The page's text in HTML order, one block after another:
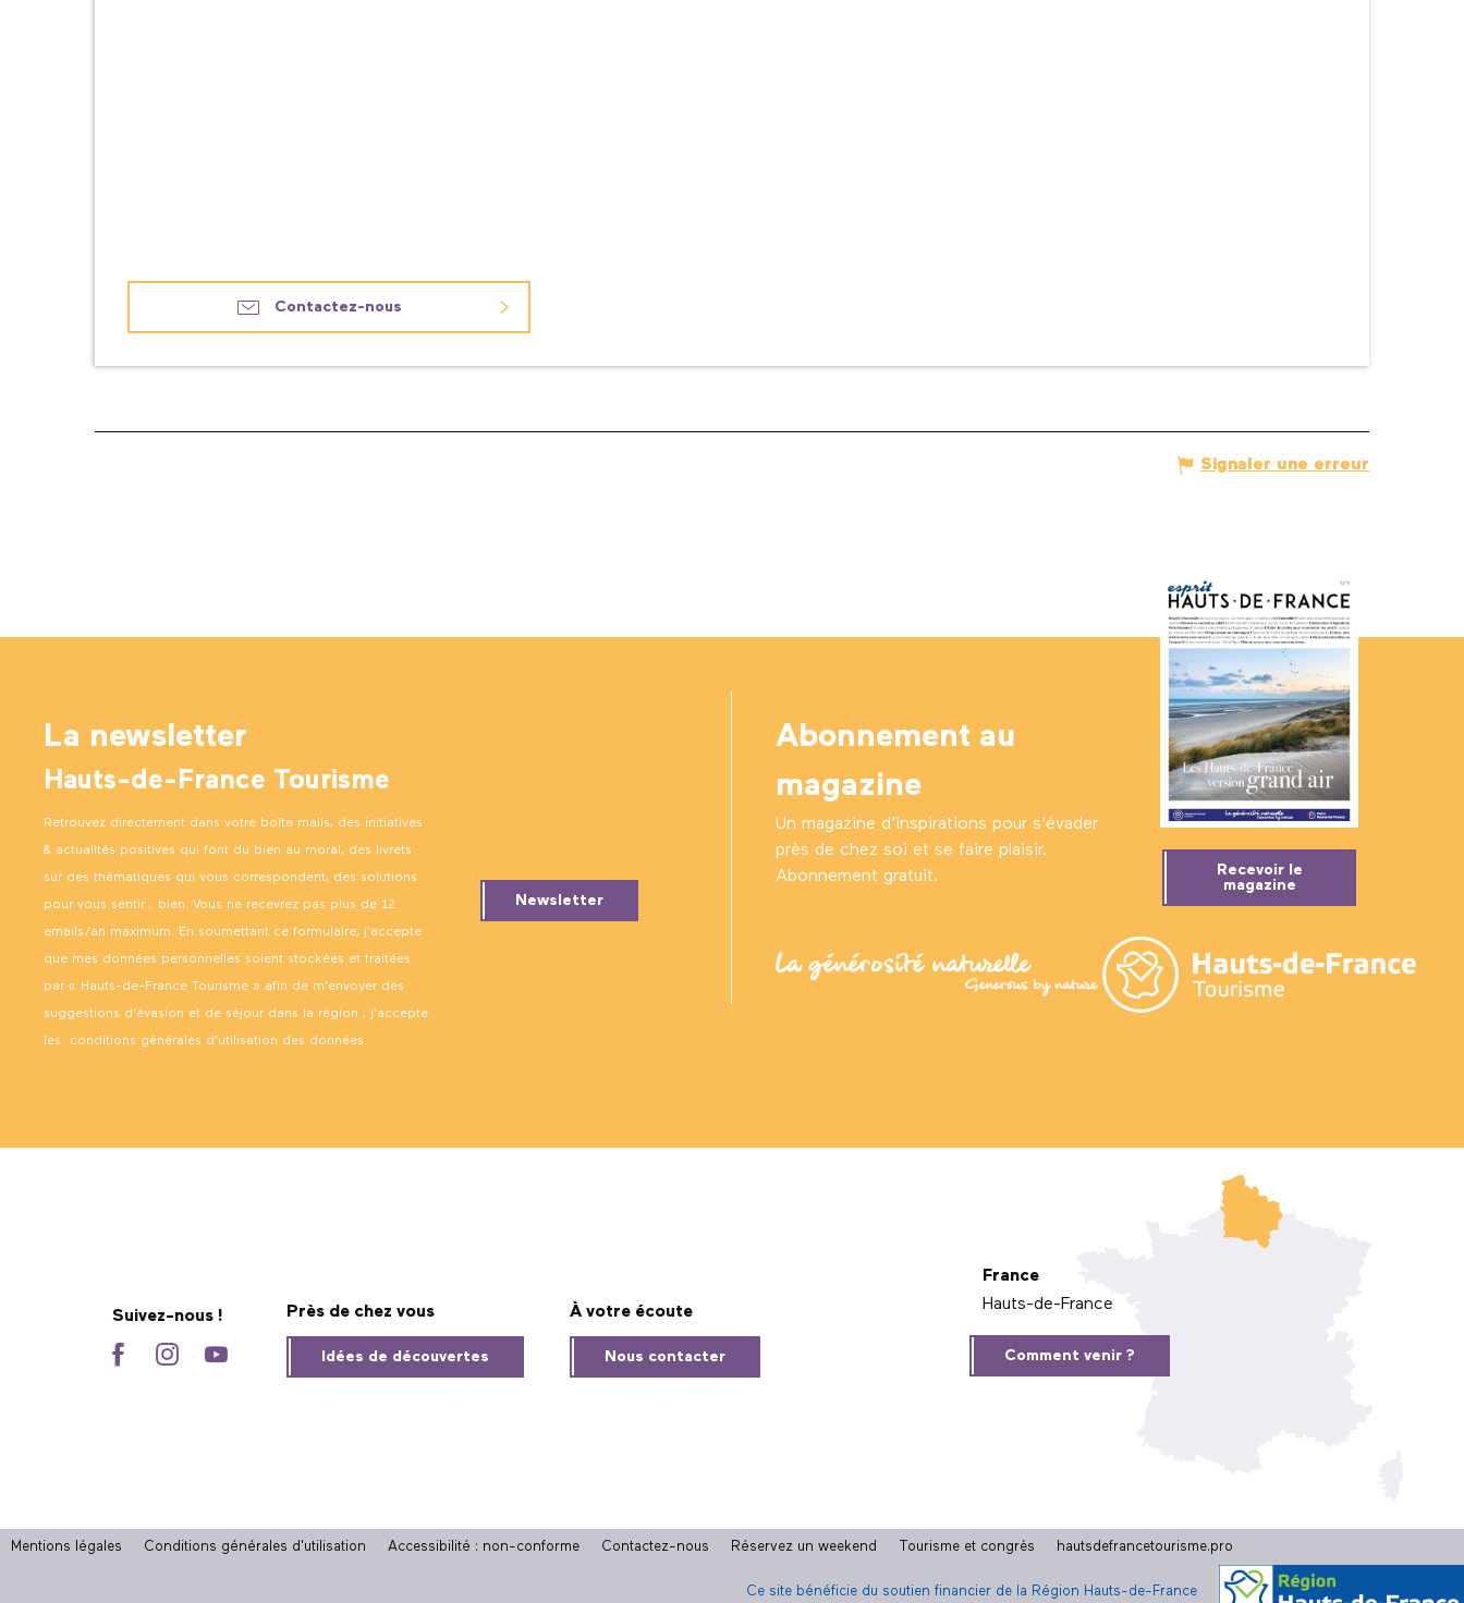
Contactez-nous
Signaler une erreur
La newsletter
Hauts-de-France Tourisme
Retrouvez directement dans votre boîte mails, des initiatives
& actualités positives qui font du bien au moral, des livrets
sur des thématiques qui vous correspondent, des solutions
pour vous sentir… bien. Vous ne recevrez pas plus de 12
emails/an maximum. En soumettant ce formulaire, j’accepte
que mes données personnelles soient stockées et traitées
par « Hauts-de-France Tourisme » afin de m’envoyer des
suggestions d’évasion et de séjour dans la région ; j’accepte
les conditions générales d’utilisation des données.
Newsletter
Abonnement au
magazine
Un magazine d’inspirations pour s'évader
près de chez soi et se faire plaisir.
Abonnement gratuit.
Recevoir le
magazine
Suivez-nous ! Près de chez vous
Idées de découvertes
À votre écoute
Nous contacter
France
Hauts-de-France
Comment venir ?
Mentions légales Conditions générales d'utilisation Accessibilité : non-conforme Contactez-nous Réservez un weekend Tourisme et congrès hautsdefrancetourisme.pro
Ce site bénéficie du soutien financier de la Région Hauts-de-France